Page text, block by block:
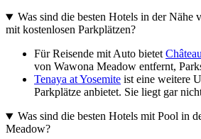
Was sind die besten Hotels in der Nähe
mit kostenlosen Parkplätzen?
Für Reisende mit Auto bietet
von Wawona Meadow entfernt,
Tenaya at Yosemite ist eine weitere
Parkplätze anbietet. Sie liegt gar
Was sind die besten Hotels mit Pool in
Meadow?